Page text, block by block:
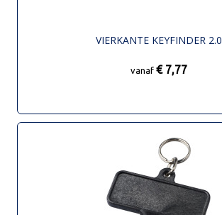
VIERKANTE KEYFINDER 2.0
vanaf € 7,77